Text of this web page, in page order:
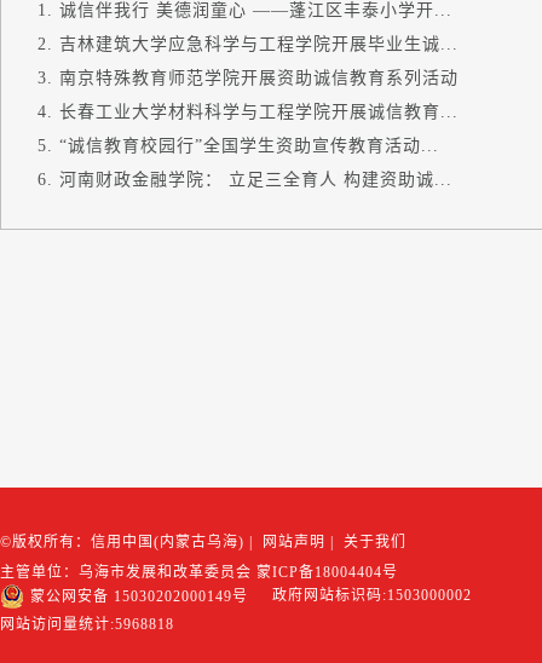
诚信伴我行 美德润童心 ——蓬江区丰泰小学开...
吉林建筑大学应急科学与工程学院开展毕业生诚...
南京特殊教育师范学院开展资助诚信教育系列活动
长春工业大学材料科学与工程学院开展诚信教育...
“诚信教育校园行”全国学生资助宣传教育活动...
河南财政金融学院： 立足三全育人 构建资助诚...
©版权所有：信用中国(内蒙古乌海) 网站声明
关于我们
主管单位：乌海市发展和改革委员会 蒙ICP备18004404号
蒙公网安备 15030202000149号
政府网站标识码:1503000002
网站访问量统计:5968818